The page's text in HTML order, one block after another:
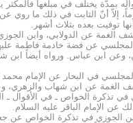
بمدّة يختلف في مبلغها
إلاّ أنّ الثابت في ذلك ما روي
الغمة عن الدولابي، وابن
المجلسي عن فضة خادمة فاطمة
وعن ابن عباس. ورواه أيضاً
في البحار عن الإمام محمد
عن ابن شهاب والزهري،
في تذكرة الخواص ـ في الأقوال ـ